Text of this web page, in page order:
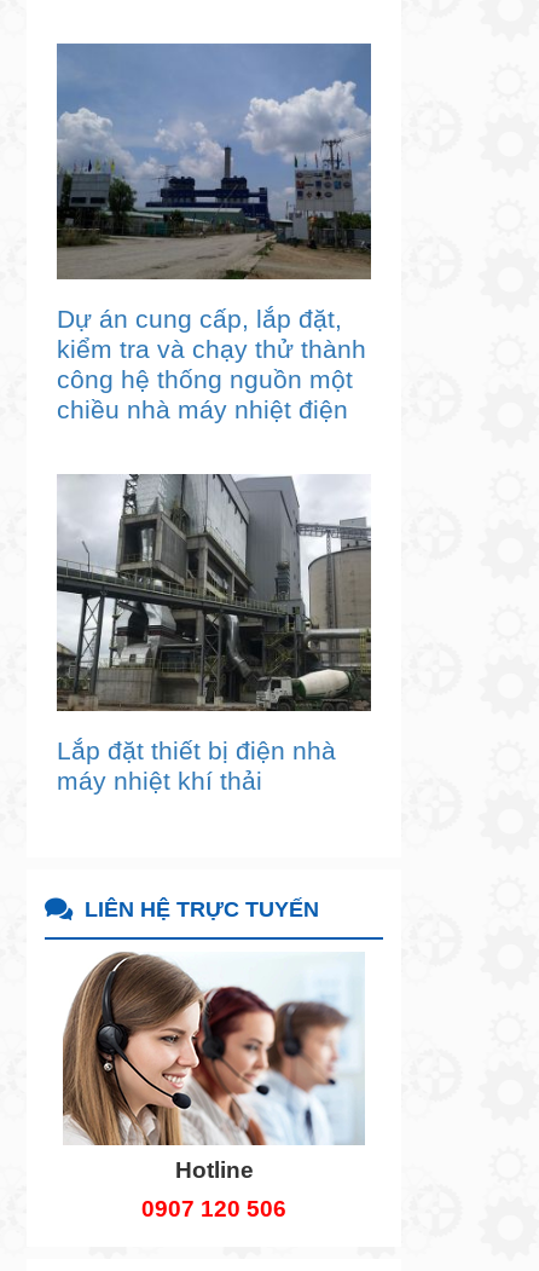
Dự án cung cấp, lắp đặt,
kiểm tra và chạy thử thành
công hệ thống nguồn một
chiều nhà máy nhiệt điện
Lắp đặt thiết bị điện nhà
máy nhiệt khí thải
LIÊN HỆ TRỰC TUYẾN
Hotline
0907 120 506